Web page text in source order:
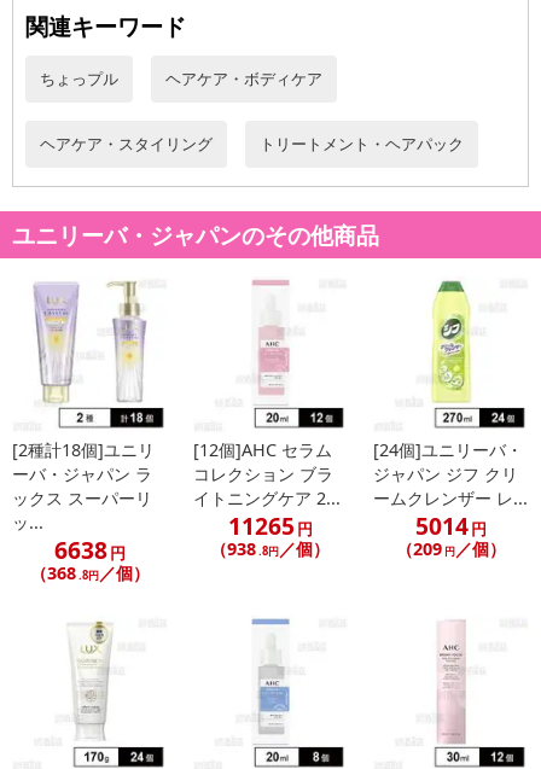
※お申込み後のキャンセルはお受けできません。
にご納得いただきましたうえでお申し込みください。
合がございます。
また、[新たな加工食品の原料原産地表示制度]の経過措置期間の終
了により、商品詳細内に記載の原産国・原材料の表記が旧表記の場
合がございます。
あらかじめご了承いただいた上でお申込みください。なお、本理由
によるお申込み後のキャンセル・返品交換は対応いたしかねます。
【お支払いについて】
※送料はお試し費用に含まれております。
※お支払い方法は、電話料金合算払い、クレジットカード、dポイン
トの利用となります。
【発送・お届け・商品について】
※お申込み頂きました商品の同梱、お届けの日時指定はいたしかね
※会員様のご都合でお受取りいただけない場合、商品の再発送や返
金はいたしかねます。
また、お届け日時のご指定は、お受けできません。宅配業者からの
不在票にてご対応ください。
※発送予定日は前後する場合がございます。また商品によって発送
関連キーワード
ちょっプル ヘアケア・ボディケア
ヘアケア・スタイリング トリートメント・ヘアパック
ユニリーバ・ジャパンのその他商品
[2種計18個]ユニリ
ーバ・ジャパン ラ
ックス スーパーリ
ッ...
6638円
（368.8円／個）
[12個]AHC セラム
コレクション ブラ
イトニングケア 2...
11265 円
（938.8円／個）
[24個]ユニリーバ・
ジャパン ジフ クリ
ームクレンザー レ...
5014円
（209 円／個）